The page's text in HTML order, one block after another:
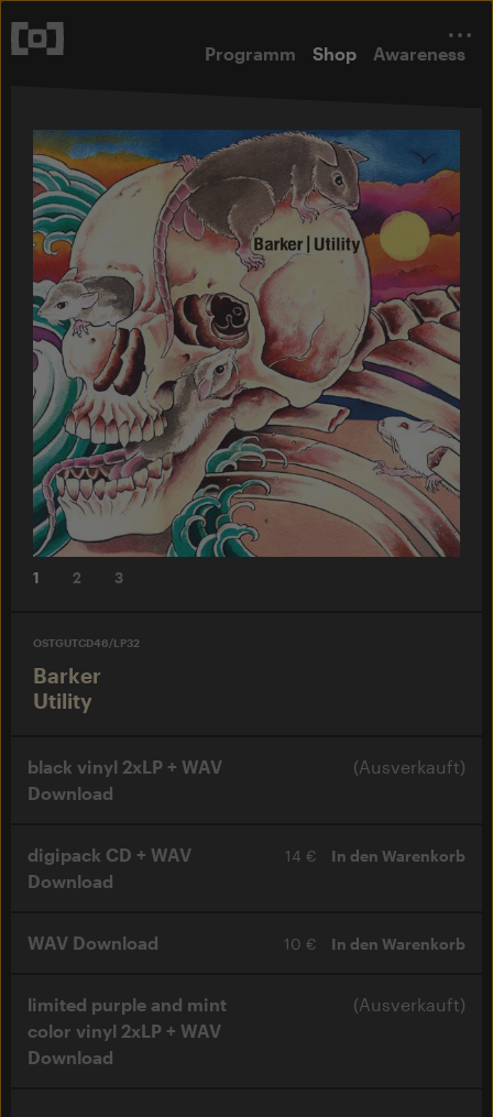
Programm Shop Awareness
1 2 3
OSTGUTCD46/LP32
Barker
Utility
black vinyl 2xLP + WAV
Download
(Ausverkauft)
digipack CD + WAV
Download
14 € In den Warenkorb
WAV Download 10 € In den Warenkorb
limited purple and mint
color vinyl 2xLP + WAV
Download
(Ausverkauft)